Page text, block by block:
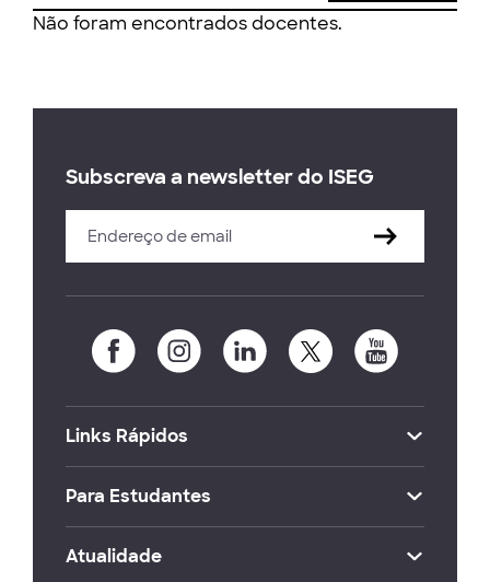
Não foram encontrados docentes.
Subscreva a newsletter do ISEG
Links Rápidos
Para Estudantes
Atualidade